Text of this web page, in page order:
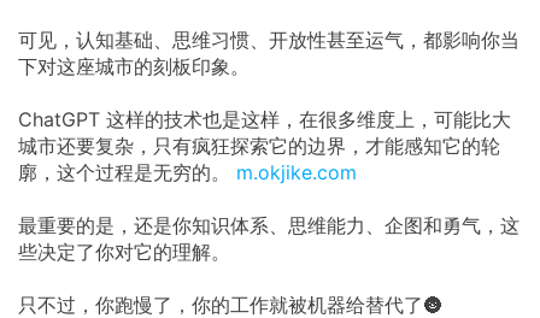
可见，认知基础、思维习惯、开放性甚至运气，都影响你当
下对这座城市的刻板印象。
ChatGPT 这样的技术也是这样，在很多维度上，可能比大
城市还要复杂，只有疯狂探索它的边界，才能感知它的轮
廓，这个过程是无穷的。 m.okjike.com
最重要的是，还是你知识体系、思维能力、企图和勇气，这
些决定了你对它的理解。
只不过，你跑慢了，你的工作就被机器给替代了🌚